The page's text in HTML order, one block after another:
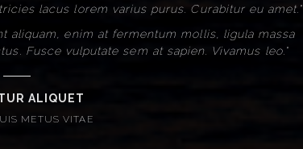
lacus lorem varius purus. Curabitur eu amet."
aliquam, enim at fermentum mollis, ligula massa
Fusce vulputate sem at sapien. Vivamus leo."
ALIQUET
METUS VITAE